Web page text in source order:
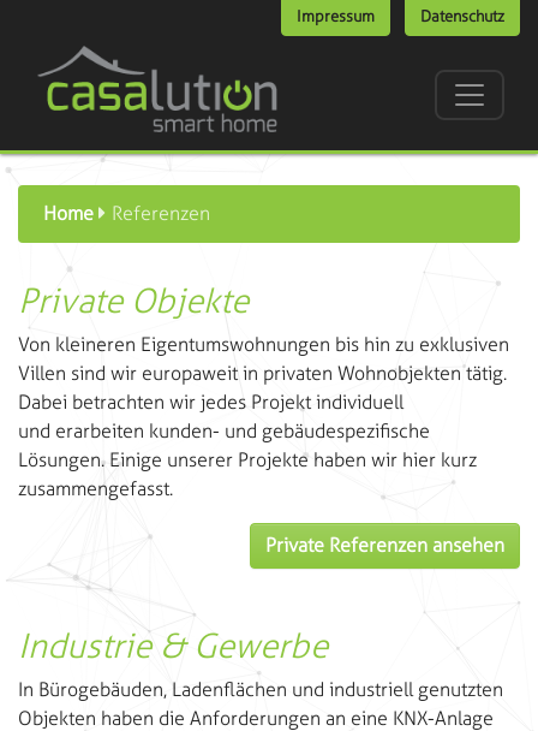
Impressum Datenschutz
Home Referenzen
Private Objekte
Von kleineren Eigentumswohnungen bis hin zu exklusiven
Villen sind wir europaweit in privaten Wohnobjekten tätig.
Dabei betrachten wir jedes Projekt individuell
und erarbeiten kunden- und gebäudespezifische
Lösungen. Einige unserer Projekte haben wir hier kurz
zusammengefasst.
Private Referenzen ansehen
Industrie & Gewerbe
In Bürogebäuden, Ladenflächen und industriell genutzten
Objekten haben die Anforderungen an eine KNX-Anlage